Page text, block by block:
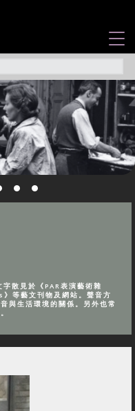
散見於《PAR表演藝術雜
等藝文刊物及網站。聲音方
與生活環境的關係。另外也常